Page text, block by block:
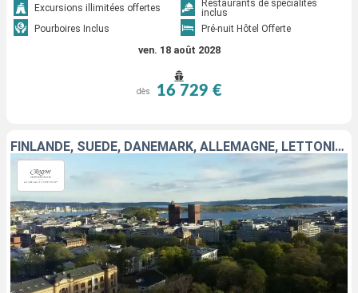
Excursions illimitées offertes
Restaurants de spécialités
inclus
Pourboires Inclus
Pré-nuit Hôtel Offerte
ven. 18 août 2028
dès 16 729 €
FINLANDE, SUÈDE, DANEMARK, ALLEMAGNE, LETTONIE, NORVÈGE, ESTONIE, POLOGNE, LITUANIE